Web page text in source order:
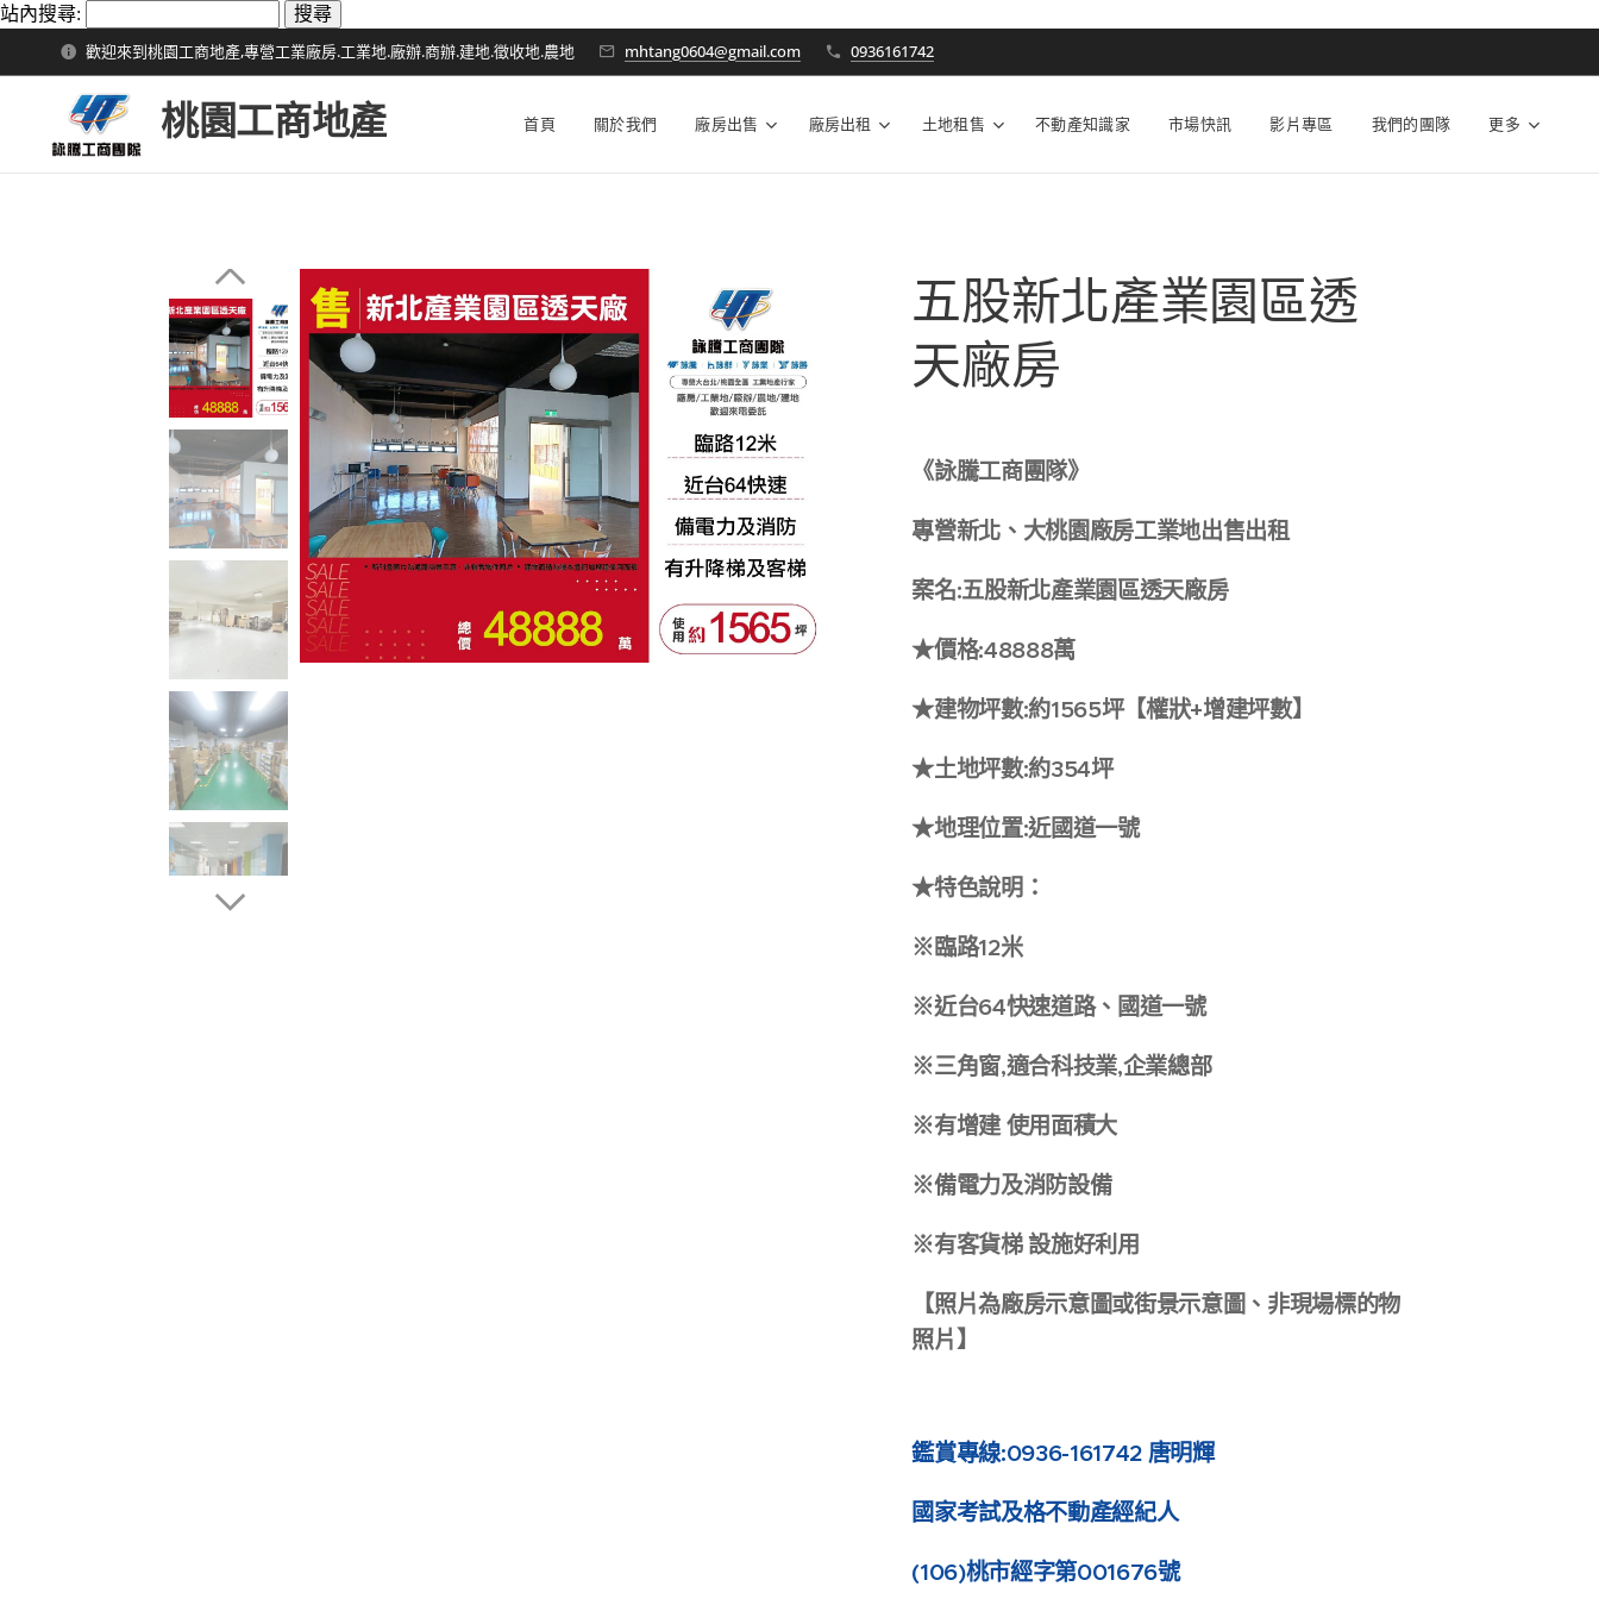
站內搜尋:
歡迎來到桃園工商地產,專營工業廠房.工業地.廠辦.商辦.建地.徵收地.農地 mhtang0604@gmail.com 0936161742
桃園工商地產 首頁 關於我們 廠房出售 廠房出租 土地租售 不動產知識家 市場快訊 影片專區 我們的團隊 更多
五股新北產業園區透
天廠房
《詠騰工商團隊》
專營新北、大桃園廠房工業地出售出租
案名:五股新北產業園區透天廠房
★價格:48888萬
★建物坪數:約1565坪【權狀+增建坪數】
★土地坪數:約354坪
★地理位置:近國道一號
★特色說明：
※臨路12米
※近台64快速道路、國道一號
※三角窗,適合科技業,企業總部
※有增建 使用面積大
※備電力及消防設備
※有客貨梯 設施好利用
【照片為廠房示意圖或街景示意圖、非現場標的物
照片】
鑑賞專線:0936-161742 唐明輝
國家考試及格不動產經紀人
(106)桃市經字第001676號